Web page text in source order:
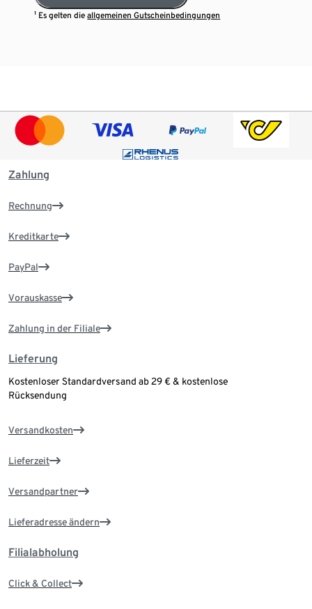
¹ Es gelten dieallgemeinen Gutscheinbedingungen
Zahlung
Rechnung
Kreditkarte
PayPal
Vorauskasse
Zahlung in der Filiale
Lieferung
Kostenloser Standardversand ab 29 € & kostenlose
Rücksendung
Versandkosten
Lieferzeit
Versandpartner
Lieferadresse ändern
Filialabholung
Click & Collect